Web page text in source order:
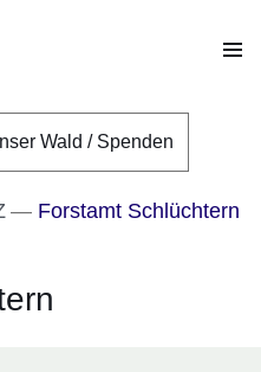
Seite
Seite
Wald / Spenden
Forstamt Schlüchtern